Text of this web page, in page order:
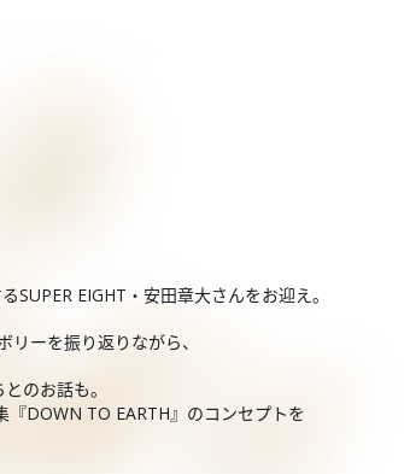
EIGHT・安田章大さんをお迎え。
ーを振り返りながら、
のお話も。
DOWN TO EARTH』のコンセプトを